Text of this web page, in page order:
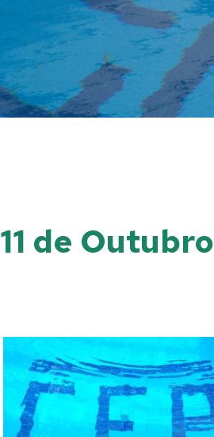
de Outubro